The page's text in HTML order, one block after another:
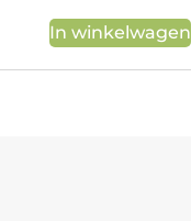
In winkelwagen